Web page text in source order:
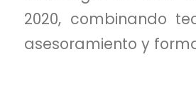
2020, combinando
asesoramiento y